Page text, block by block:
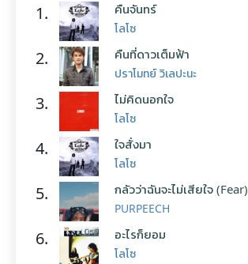
1. คืนจันทร์
โลโซ
2. คืนที่ดาวเต็มฟ้า
ปราโมทย์ วิเลปะนะ
3. ไม่คิดนอกใจ
โลโซ
4. ใจสั่งมา
โลโซ
5. กลัวว่าฉันจะไม่เสียใจ (Fear)
PURPEECH
6. อะไรก็ยอม
โลโซ